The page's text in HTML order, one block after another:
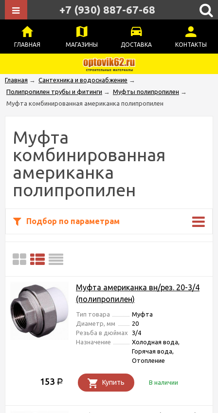
ГЛАВНАЯ МАГАЗИНЫ ДОСТАВКА КОНТАКТЫ
+7 (930) 887-67-68
Главная → Сантехника и водоснабжение →
Полипропилен трубы и фитинги → Муфты полипропилен →
Муфта комбинированная американка полипропилен
Муфта
комбинированная
американка
полипропилен
Подбор по параметрам
Муфта американка вн/рез. 20-3/4
(полипропилен)
Тип товара
Муфта
Диаметр, мм
20
Резьба в дюймах
3/4
Назначение
Холодная вода,
Горячая вода,
Отопление
153 Р Купить В наличии